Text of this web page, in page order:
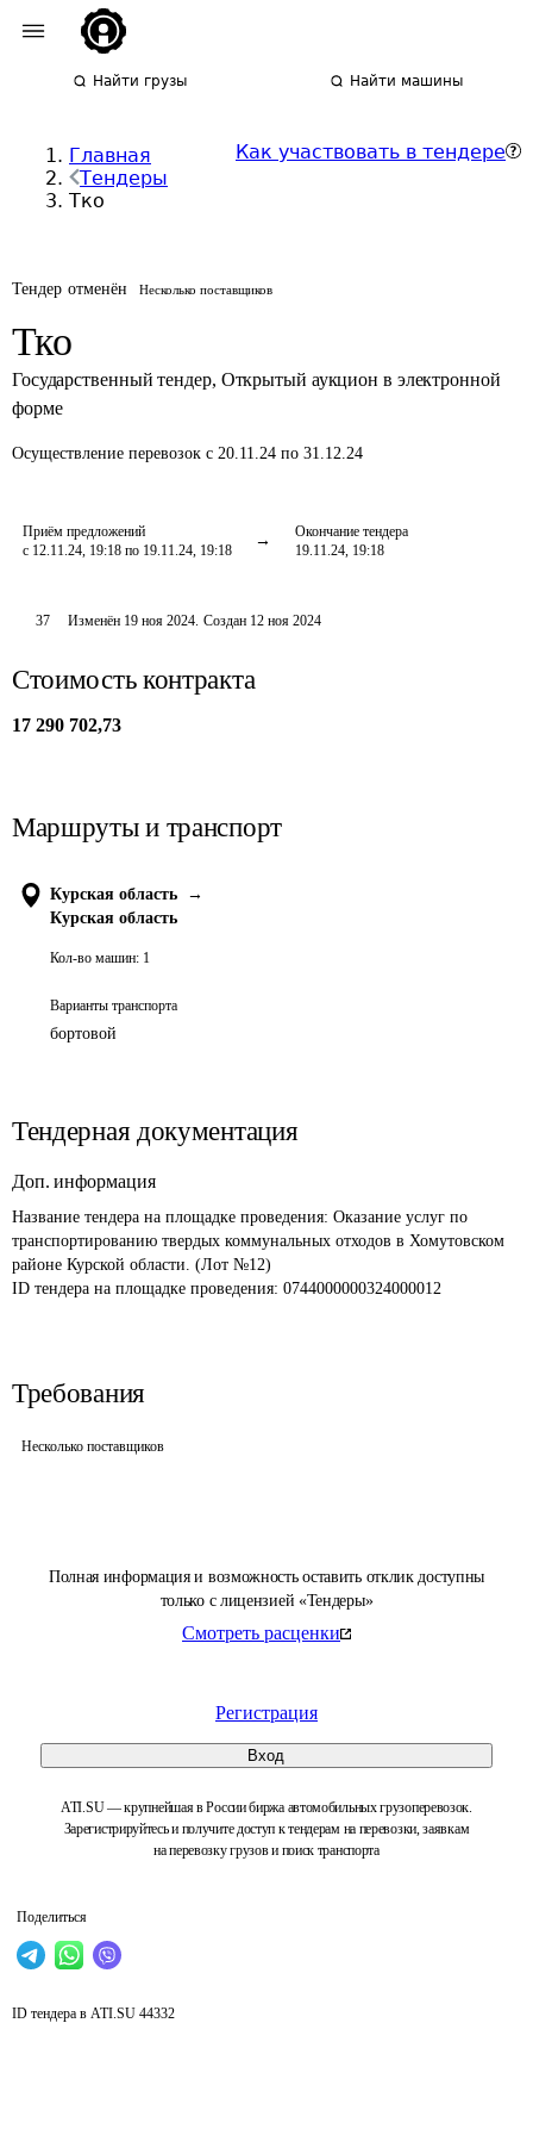
Найти грузы Найти машины
Главная
Тендеры
Тко
Как участвовать в тендере
Тендер отменён Несколько поставщиков
Тко
Государственный тендер, Открытый аукцион в электронной
форме
Осуществление перевозок с 20.11.24 по 31.12.24
Приём предложений
с 12.11.24, 19:18 по 19.11.24, 19:18
Окончание тендера
19.11.24, 19:18
Полная информация и возможность оставить отклик доступны
только с лицензией «Тендеры»
Смотреть расценки
Регистрация
Вход
ATI.SU — крупнейшая в России биржа автомобильных грузоперевозок.
Зарегистрируйтесь и получите доступ к тендерам на перевозки, заявкам
на перевозку грузов и поиск транспорта
Поделиться
37 Изменён 19 ноя 2024. Создан 12 ноя 2024
Стоимость контракта
17 290 702,73
Маршруты и транспорт
Курская область
→
Курская область
Кол-во машин: 1
Варианты транспорта
бортовой
Тендерная документация
Доп. информация
Название тендера на площадке проведения: Оказание услуг по
транспортированию твердых коммунальных отходов в Хомутовском
районе Курской области. (Лот №12)
ID тендера на площадке проведения: 0744000000324000012
Требования
Несколько поставщиков
ID тендера в ATI.SU 44332